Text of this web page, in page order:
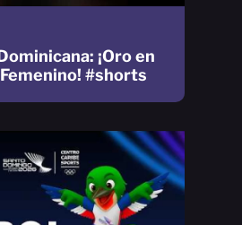
¡Oro en
#shorts